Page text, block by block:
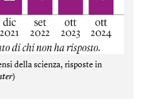
della scienza, risposte in
)